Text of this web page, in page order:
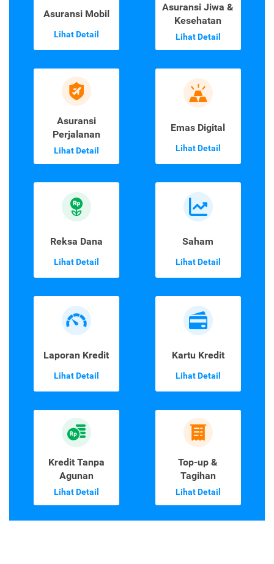
Asuransi Mobil
Lihat Detail
Asuransi Jiwa &
Kesehatan
Lihat Detail
Asuransi
Perjalanan
Lihat Detail
Emas Digital
Lihat Detail
Reksa Dana
Lihat Detail
Saham
Lihat Detail
Laporan Kredit
Lihat Detail
Kartu Kredit
Lihat Detail
Kredit Tanpa
Agunan
Lihat Detail
Top-up &
Tagihan
Lihat Detail